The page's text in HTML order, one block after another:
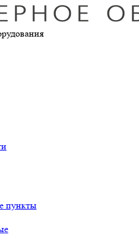
пункты